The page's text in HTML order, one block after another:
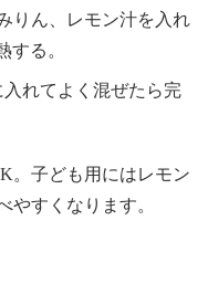
りん、レモン汁を入れ
する。
れてよく混ぜたら完
。子ども用にはレモン
やすくなります。